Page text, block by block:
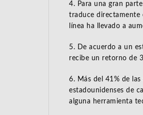
4. Para una gran
traduce directamente
línea ha llevado a
5. De acuerdo a un
recibe un retorno de
6. Más del 41% de
estadounidenses de
alguna herramienta